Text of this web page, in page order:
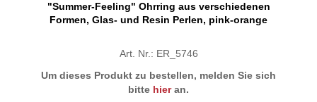
"Summer-Feeling" Ohrring aus verschiedenen
Formen, Glas- und Resin Perlen, pink-orange
Art. Nr.: ER_5746
Um dieses Produkt zu bestellen, melden Sie sich
bitte hieran.